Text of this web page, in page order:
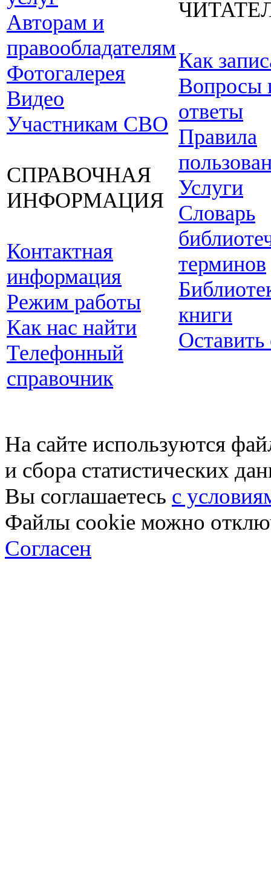
Авторам и
правообладателям
Фотогалерея
Видео
Участникам СВО
СПРАВОЧНАЯ
ИНФОРМАЦИЯ
Контактная
информация
Режим работы
Как нас найти
Телефонный
справочник
Как
Вопросы
ответы
Правила
Услуги
Словарь
терминов
книги
Оставить
На сайте используются
и сбора статистических
Вы соглашаетесь с
Файлы cookie можно
Согласен